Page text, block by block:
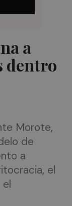
a
dentro
Morote,
de
a
el